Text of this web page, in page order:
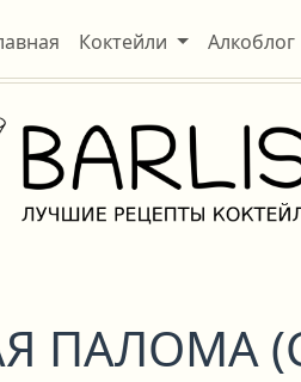
Коктейли Алкоблог
ПАЛОМА(